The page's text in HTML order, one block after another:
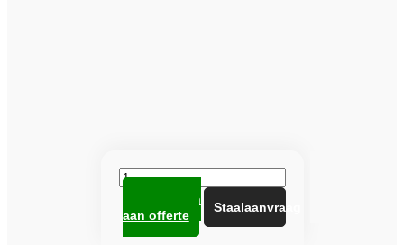
Heuga
tegel
672715
Camel
aantal
Staalaanvraag
Toevoegen
aan offerte